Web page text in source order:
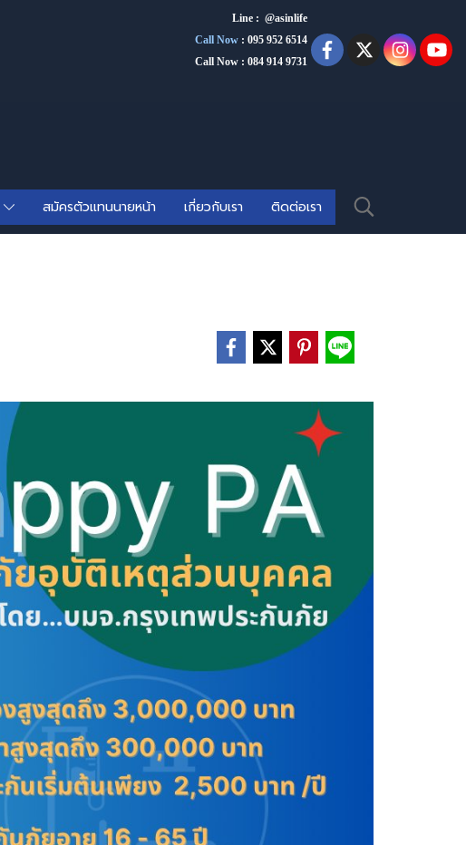
Line : @asinlife
Call Now : 095 952 6514
Call Now : 084 914 9731
สมัครตัวแทนนายหน้า เกี่ยวกับเรา ติดต่อเรา